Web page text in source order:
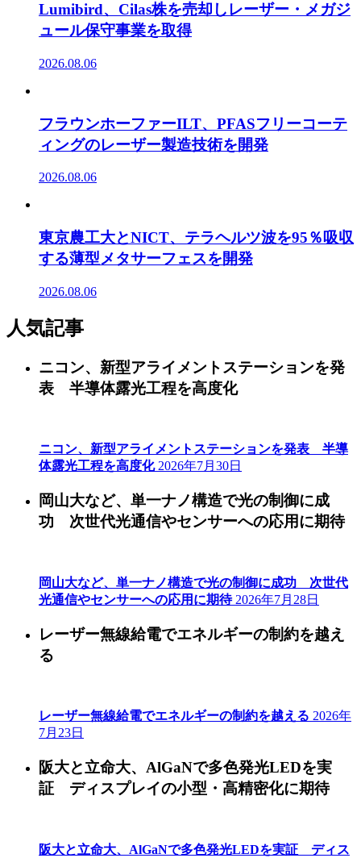
Lumibird、Cilas株を売却しレーザー・メガジ
ュール保守事業を取得
2026.08.06
フラウンホーファーILT、PFASフリーコーテ
ィングのレーザー製造技術を開発
2026.08.06
東京農工大とNICT、テラヘルツ波を95％吸収
する薄型メタサーフェスを開発
2026.08.06
人気記事
ニコン、新型アライメントステーションを発
表 半導体露光工程を高度化
ニコン、新型アライメントステーションを発表 半導
体露光工程を高度化 2026年7月30日
岡山大など、単一ナノ構造で光の制御に成
功 次世代光通信やセンサーへの応用に期待
岡山大など、単一ナノ構造で光の制御に成功 次世代
光通信やセンサーへの応用に期待 2026年7月28日
レーザー無線給電でエネルギーの制約を越え
る
レーザー無線給電でエネルギーの制約を越える 2026年
7月23日
阪大と立命大、AlGaNで多色発光LEDを実
証 ディスプレイの小型・高精密化に期待
阪大と立命大、AlGaNで多色発光LEDを実証 ディス